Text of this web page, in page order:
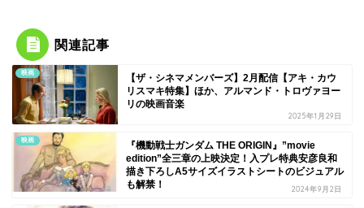
関連記事
映画
【ザ・シネマメンバーズ】2月配信【アキ・カウ
リスマキ特集】ほか、アルマンド・トロヴァヨー
リの映画音楽
2025年1月29日
映画
『機動戦士ガンダム THE ORIGIN』”movie
edition”全三章の上映決定！入プレ特典安彦良和
描き下ろしA5サイズイラストシートのビジュアル
も解禁！
2024年9月2日